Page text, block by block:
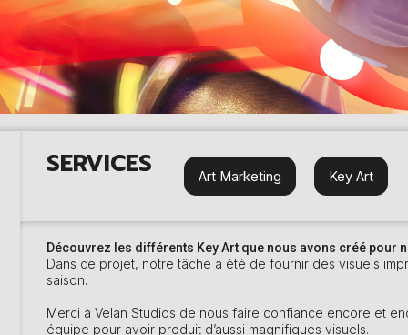
SERVICES Art Marketing Key Art
Découvrez les différents Key Art que nous avons créé pour
Dans ce projet, notre tâche a été de fournir des visuels
saison.
Merci à Velan Studios de nous faire confiance encore et
équipe pour avoir produit d’aussi magnifiques visuels.